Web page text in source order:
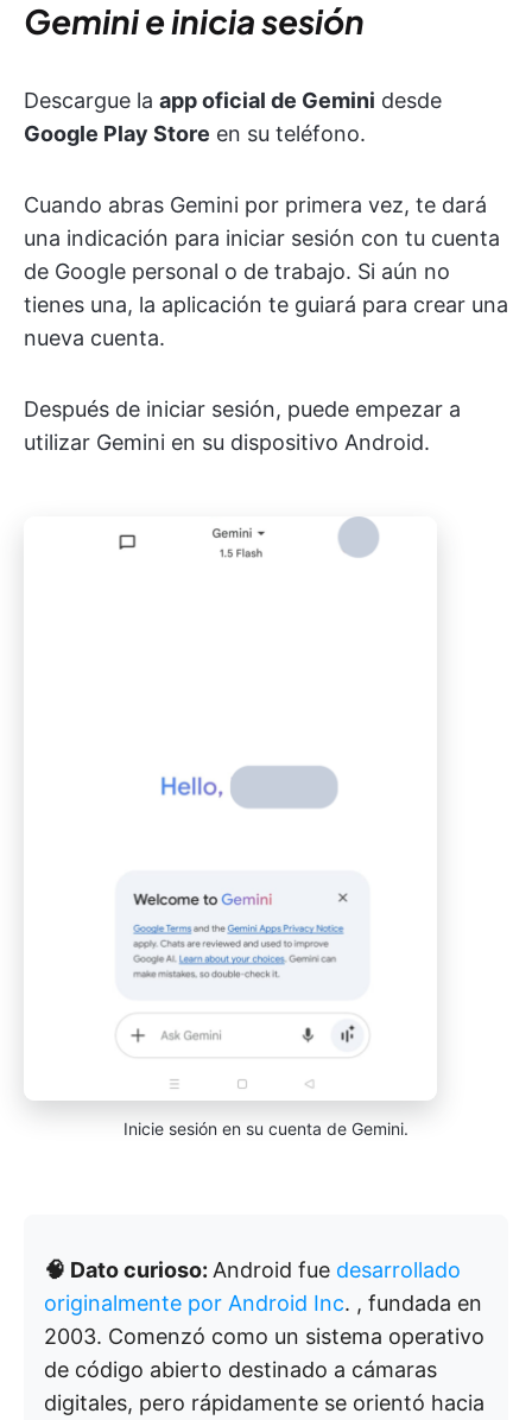
Gemini e inicia sesión
Descargue la app oficial de Gemini desde
Google Play Store en su teléfono.
Cuando abras Gemini por primera vez, te dará
una indicación para iniciar sesión con tu cuenta
de Google personal o de trabajo. Si aún no
tienes una, la aplicación te guiará para crear una
nueva cuenta.
Después de iniciar sesión, puede empezar a
utilizar Gemini en su dispositivo Android.
Inicie sesión en su cuenta de Gemini.
🧠 Dato curioso: Android fue desarrollado
originalmente por Android Inc. , fundada en
2003. Comenzó como un sistema operativo
de código abierto destinado a cámaras
digitales, pero rápidamente se orientó hacia